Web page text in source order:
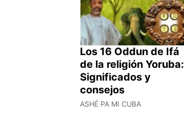
Los 16 Oddun de Ifá
de la religión Yoruba:
Significados y
consejos
ASHÉ PA MI CUBA